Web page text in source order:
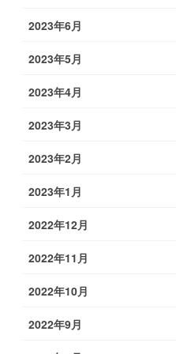
2023年6月
2023年5月
2023年4月
2023年3月
2023年2月
2023年1月
2022年12月
2022年11月
2022年10月
2022年9月